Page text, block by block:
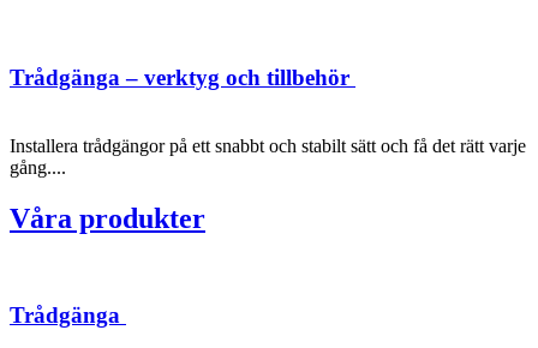
Trådgänga – verktyg och tillbehör
Installera trådgängor på ett snabbt och stabilt sätt och få det rätt varje
gång....
Våra produkter
Trådgänga